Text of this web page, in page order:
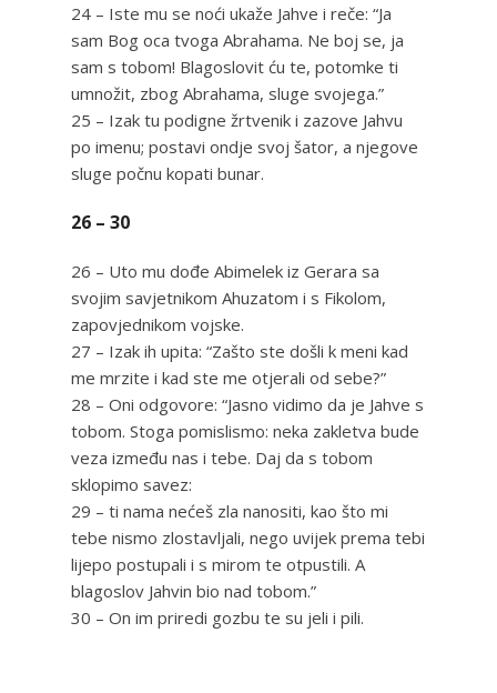
24 – Iste mu se noći ukaže Jahve i reče: “Ja
sam Bog oca tvoga Abrahama. Ne boj se, ja
sam s tobom! Blagoslovit ću te, potomke ti
umnožit, zbog Abrahama, sluge svojega.”
25 – Izak tu podigne žrtvenik i zazove Jahvu
po imenu; postavi ondje svoj šator, a njegove
sluge počnu kopati bunar.
26 – 30
26 – Uto mu dođe Abimelek iz Gerara sa
svojim savjetnikom Ahuzatom i s Fikolom,
zapovjednikom vojske.
27 – Izak ih upita: “Zašto ste došli k meni kad
me mrzite i kad ste me otjerali od sebe?”
28 – Oni odgovore: “Jasno vidimo da je Jahve s
tobom. Stoga pomislismo: neka zakletva bude
veza između nas i tebe. Daj da s tobom
sklopimo savez:
29 – ti nama nećeš zla nanositi, kao što mi
tebe nismo zlostavljali, nego uvijek prema tebi
lijepo postupali i s mirom te otpustili. A
blagoslov Jahvin bio nad tobom.”
30 – On im priredi gozbu te su jeli i pili.